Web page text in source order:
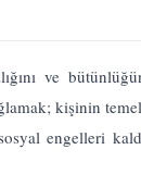
ve
kişinin
engelleri